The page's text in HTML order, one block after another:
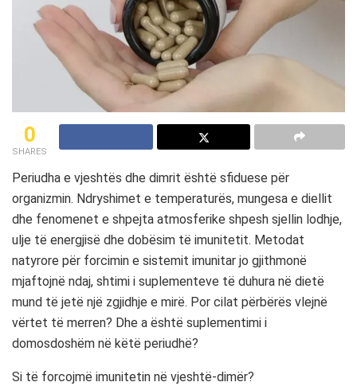
0
SHARES
Periudha e vjeshtës dhe dimrit është sfiduese për
organizmin. Ndryshimet e temperaturës, mungesa e diellit
dhe fenomenet e shpejta atmosferike shpesh sjellin lodhje,
ulje të energjisë dhe dobësim të imunitetit. Metodat
natyrore për forcimin e sistemit imunitar jo gjithmonë
mjaftojnë ndaj, shtimi i suplementeve të duhura në dietë
mund të jetë një zgjidhje e mirë. Por cilat përbërës vlejnë
vërtet të merren? Dhe a është suplementimi i
domosdoshëm në këtë periudhë?
Si të forcojmë imunitetin në vjeshtë-dimër?